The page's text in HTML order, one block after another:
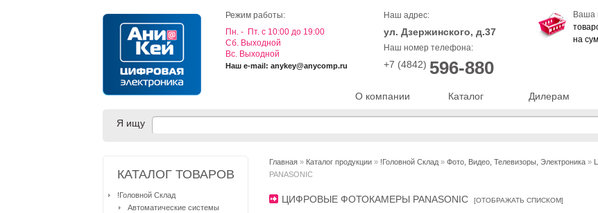
О компании Каталог Дилерам
Режим работы:
Пн. - Пт. с 10:00 до 19:00
Cб. Выходной
Вс. Выходной
Наш e-mail: anykey@anycomp.ru
Наш адрес:
ул. Дзержинского, д.37
Наш номер телефона:
+7 (4842) 596-880
Ваша
на
Я ищу
Главная » Каталог продукции » !Головной Склад » Фото, Видео, Телевизоры, Электроника »
PANASONIC
ЦИФРОВЫЕ ФОТОКАМЕРЫ PANASONIC [ОТОБРАЖАТЬ СПИСКОМ]
КАТАЛОГ ТОВАРОВ
!Головной Склад
Автоматические системы